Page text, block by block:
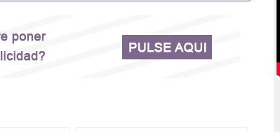
证QQ微信551190476办假大学毕业证QQ微信
封皮QQ微信551190476国外毕业证外壳定制QQ
拿到国外文凭QQ微信551190476国外留学文凭
国外本科毕业证怎么办理QQ微信